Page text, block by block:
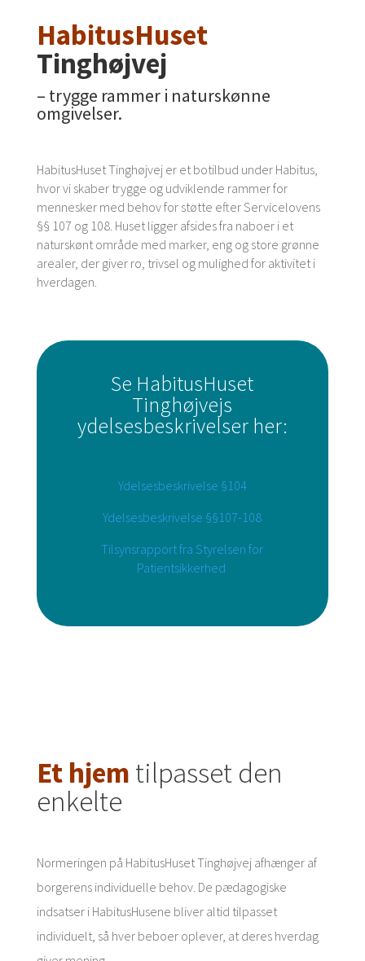
HabitusHuset
Tinghøjvej
– trygge rammer i naturskønne
omgivelser.
HabitusHusetTinghøjvejer et botilbud under Habitus,
hvor vi skaber trygge og udviklende rammer for
mennesker med behov for støtte efter Servicelovens
§§ 107 og 108. Huset ligger afsides fra naboer i et
naturskønt område med marker, eng og store grønne
arealer, der giver ro, trivsel og mulighed for aktivitet i
hverdagen.
Se HabitusHuset
Tinghøjvejs
ydelsesbeskrivelser her:
Ydelsesbeskrivelse §104
Ydelsesbeskrivelse §§107-108
Tilsynsrapport fra Styrelsen for
Patientsikkerhed
Et hjem tilpasset den
enkelte
Normeringen på HabitusHusetTinghøjvejafhænger af
borgerens individuelle behov. De pædagogiske
indsatseri HabitusHusene bliver altid tilpasset
individuelt, så hver beboer oplever, at deres hverdag